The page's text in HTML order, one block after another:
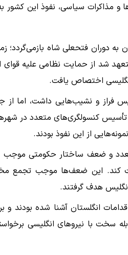
و مذاکرات سیاسی، نفوذ این
به دوران فتحعلی شاه بازمی‌گردد؛
شد از حمایت نظامی علیه
انگلیسی اختصاص یافت.
فراز و نشیب‌هایی داشت، اما
کنسولگری‌های متعدد در
از این نفوذ بودند.
و ضعف ساختار حکومتی موجب شد
کند. این ضعف‌ها موجب تجمع
هدف گرفتند.
انگلستان آشنا شده بودند و
سخت با نیروهای انگلیسی